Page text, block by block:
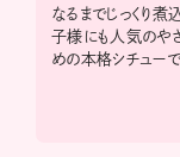
なるまでじっくり煮
子様にも人気のや
めの本格シチューで